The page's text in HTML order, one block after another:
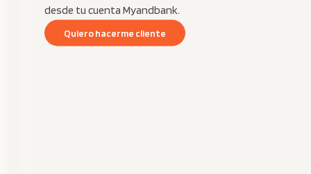
desde tu cuenta Myandbank.
Quierohacerme cliente